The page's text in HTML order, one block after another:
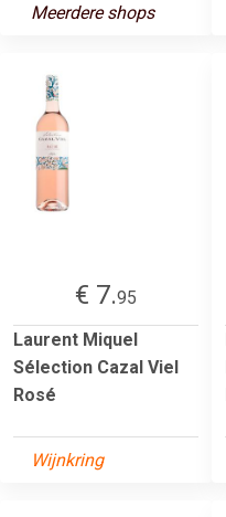
Meerdere shops
€ 7.95
Laurent Miquel
Sélection Cazal Viel
Rosé
Wijnkring